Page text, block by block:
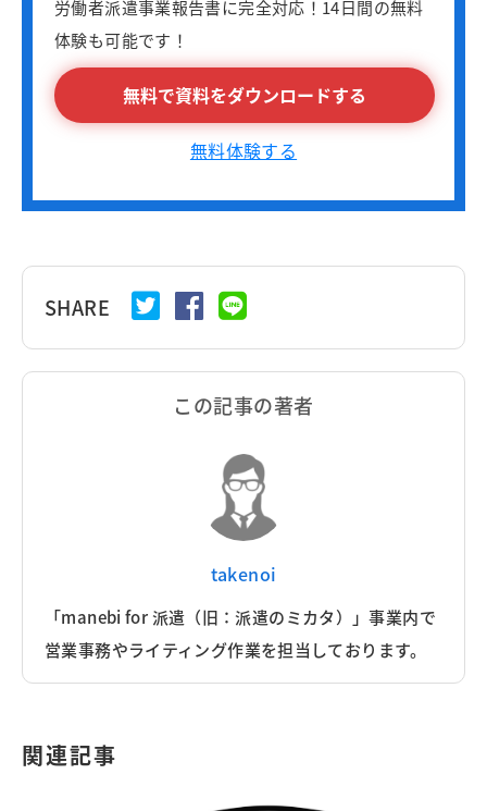
労働者派遣事業報告書に完全対応！14日間の無料
体験も可能です！
無料で資料をダウンロードする
無料体験する
SHARE
この記事の著者
takenoi
「manebi for 派遣（旧：派遣のミカタ）」事業内で
営業事務やライティング作業を担当しております。
関連記事